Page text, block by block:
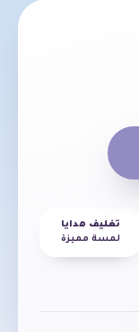
تغليف هدايا
لمسة مميزة